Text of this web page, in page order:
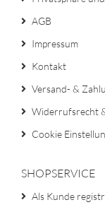
AGB
Impressum
Kontakt
Versand- &
Widerrufsrecht
Cookie
SHOPSERVICE
Als Kunde